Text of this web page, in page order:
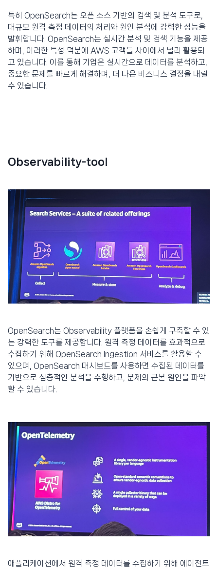
특히 OpenSearch는 오픈 소스 기반의 검색 및 분석 도구로,
대규모 원격 측정 데이터의 처리와 원인 분석에 강력한 성능을
발휘합니다. OpenSearch는 실시간 분석 및 검색 기능을 제공
하며, 이러한 특성 덕분에 AWS 고객들 사이에서 널리 활용되
고 있습니다. 이를 통해 기업은 실시간으로 데이터를 분석하고,
중요한 문제를 빠르게 해결하며, 더 나은 비즈니스 결정을 내릴
수 있습니다.
Observability-tool
OpenSearch는 Observability 플랫폼을 손쉽게 구축할 수 있
는 강력한 도구를 제공합니다. 원격 측정 데이터를 효과적으로
수집하기 위해 OpenSearch Ingestion 서비스를 활용할 수
있으며, OpenSearch 대시보드를 사용하면 수집된 데이터를
기반으로 심층적인 분석을 수행하고, 문제의 근본 원인을 파악
할 수 있습니다.
애플리케이션에서 원격 측정 데이터를 수집하기 위해 에이전트